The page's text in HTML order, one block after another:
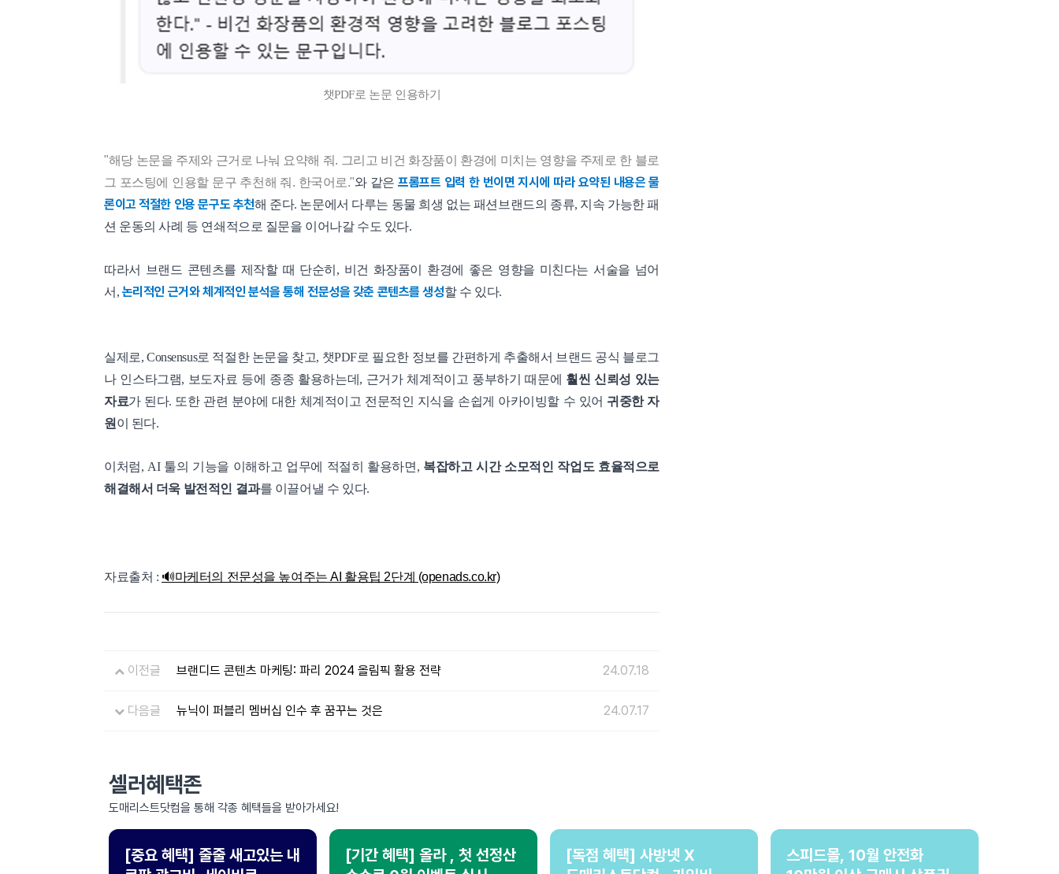
챗PDF로 논문 인용하기
"해당 논문을 주제와 근거로 나눠 요약해 줘. 그리고 비건 화장품이 환경에 미치는 영향을 주제로 한 블로
그 포스팅에 인용할 문구 추천해 줘. 한국어로."와 같은프롬프트 입력 한 번이면 지시에 따라 요약된 내용은 물
론이고 적절한 인용 문구도 추천해 준다. 논문에서 다루는 동물 희생 없는 패션브랜드의 종류, 지속 가능한 패
션 운동의 사례 등 연쇄적으로 질문을 이어나갈 수도 있다.
따라서 브랜드 콘텐츠를 제작할 때 단순히, 비건 화장품이 환경에 좋은 영향을 미친다는 서술을 넘어
서, 논리적인 근거와 체계적인 분석을 통해 전문성을 갖춘 콘텐츠를 생성할 수 있다.
실제로, Consensus로 적절한 논문을 찾고, 챗PDF로 필요한 정보를 간편하게 추출해서 브랜드 공식 블로그
나 인스타그램, 보도자료 등에 종종 활용하는데, 근거가 체계적이고 풍부하기 때문에 훨씬 신뢰성 있는
자료가 된다. 또한 관련 분야에 대한 체계적이고 전문적인 지식을 손쉽게 아카이빙할 수 있어 귀중한 자
원 이 된다.
이처럼, AI 툴의 기능을 이해하고 업무에 적절히 활용하면, 복잡하고 시간 소모적인 작업도 효율적으로
해결해서 더욱 발전적인 결과를 이끌어낼 수 있다.
자료출처 : 🔊마케터의 전문성을 높여주는 AI 활용팁 2단계 (openads.co.kr)
이전글 브랜디드 콘텐츠 마케팅: 파리 2024 올림픽 활용 전략 24.07.18
다음글 뉴닉이 퍼블리 멤버십 인수 후 꿈꾸는 것은 24.07.17
셀러혜택존
도매리스트닷컴을 통해 각종 혜택들을 받아가세요!
[중요 혜택] 줄줄 새고있는 내
[기간 혜택] 올라 , 첫 선정산
[독점 혜택] 사방넷 X
스피드몰, 10월 안전화